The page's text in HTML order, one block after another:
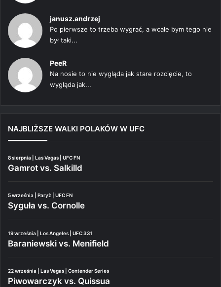
janusz.andrzej
Po pierwsze to trzeba wygrać, a wcale bym tego nie
był taki...
PeeR
Na nosie to nie wygląda jak stare rozcięcie, to
wygląda jak...
NAJBLIŻSZE WALKI POLAKÓW W UFC
8 sierpnia | Las Vegas | UFC FN
Gamrot vs. Salkilld
5 września | Paryż | UFC FN
Syguła vs. Cornolle
19 września | Los Angeles | UFC 331
Baraniewski vs. Menifield
22 września | Las Vegas | Contender Series
Piwowarczyk vs. Quissua